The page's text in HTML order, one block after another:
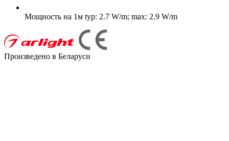
Мощность на 1м typ: 2.7 W/m; max: 2.9 W/m
Произведено в Беларуси